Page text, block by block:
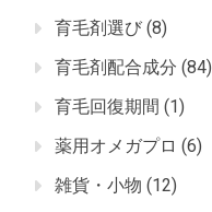
育毛剤選び (8)
育毛剤配合成分 (84)
育毛回復期間 (1)
薬用オメガプロ (6)
雑貨・小物 (12)